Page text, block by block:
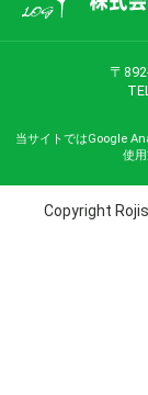
〒
当サイトではGoogle
使
Copyright